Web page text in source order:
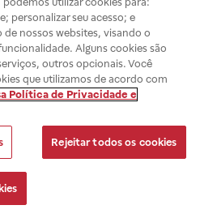
personalizar seu acesso; e
nossos websites, visando o
Alguns cookies são
outros opcionais. Você
que utilizamos de acordo com
Política de Privacidade e
Rejeitar todos os cookies